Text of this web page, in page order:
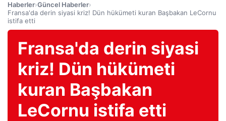
Haberler›Güncel Haberler›
Fransa'da derin siyasi kriz! Dün hükümeti kuran Başbakan LeCornu
istifa etti
Fransa'da derin siyasi
kriz! Dün hükümeti
kuran Başbakan
LeCornu istifa etti